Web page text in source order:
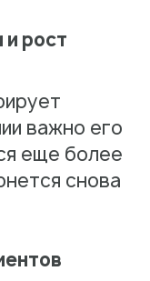
рост
важно его
еще более
снова